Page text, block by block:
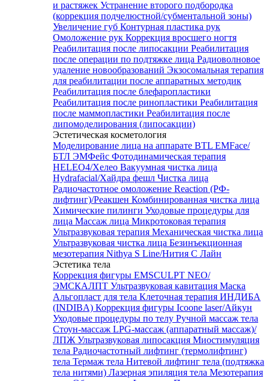
и растяжек Устранение второго подбородка
(коррекция подчелюстной/субментальной зоны)
Увеличение губ Контурная пластика рук
Омоложение рук Коррекция вросшего ногтя
Реабилитация после липосакции Реабилитация
после операции по подтяжке лица Радиоволновое
удаление новообразований Экзосомальная терапия
для реабилитации после аппаратных методик
Реабилитация после блефаропластики
Реабилитация после ринопластики Реабилитация
после маммопластики Реабилитация после
липомоделирования (липосакции)
Эстетическая косметология
Моделирование лица на аппарате BTL EMFace/
БТЛ ЭМФейс Фотодинамическая терапия
HELEO4/Хелео Вакуумная чистка лица
Hydrafacial/Хайдра фешл Чистка лица
Радиочастотное омоложение Reaction (РФ-
лифтинг)/Реакшен Комбинированная чистка лица
Химические пилинги Уходовые процедуры для
лица Массаж лица Микротоковая терапия
Ультразвуковая терапия Механическая чистка лица
Ультразвуковая чистка лица Безинъекционная
мезотерапия Nithya S Line/Нития С Лайн
Эстетика тела
Коррекция фигуры EMSCULPT NEO/
ЭМСКАЛПТ Ультразвуковая кавитация Маска
Альгопласт для тела Клеточная терапия ИНДИБА
(INDIBA) Коррекция фигуры Icoone laser/Айкун
Уходовые процедуры по телу Ручной массаж тела
Стоун-массаж LPG-массаж (аппаратный массаж)/
ЛПЖ Ультразвуковая липосакция Миостимуляция
тела Радиочастотный лифтинг (термолифтинг)
тела Термаж тела Нитевой лифтинг тела (подтяжка
тела нитями) Лазерная эпиляция тела Мезотерапия